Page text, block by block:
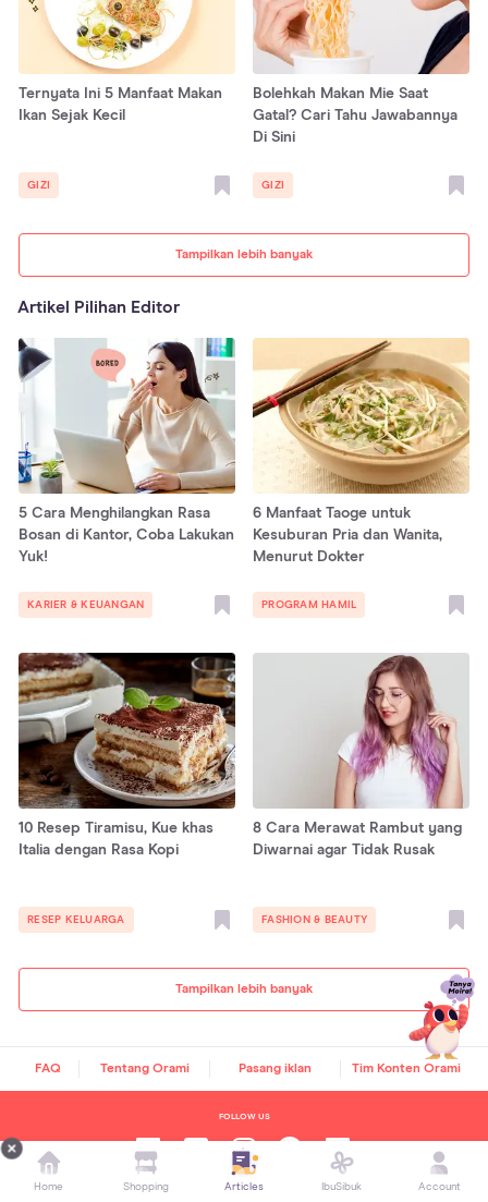
Tampilkan lebih banyak
Ternyata Ini 5 Manfaat Makan
Ikan Sejak Kecil
GIZI
Bolehkah Makan Mie Saat
Gatal? Cari Tahu Jawabannya
Di Sini
GIZI
Artikel Pilihan Editor
Tampilkan lebih banyak
5 Cara Menghilangkan Rasa
Bosan di Kantor, Coba Lakukan
Yuk!
KARIER & KEUANGAN
6 Manfaat Taoge untuk
Kesuburan Pria dan Wanita,
Menurut Dokter
PROGRAM HAMIL
10 Resep Tiramisu, Kue khas
Italia dengan Rasa Kopi
RESEP KELUARGA
8 Cara Merawat Rambut yang
Diwarnai agar Tidak Rusak
FASHION & BEAUTY
FAQ Tentang Orami Pasang iklan Tim Konten Orami
FOLLOW US
Home Shopping Articles IbuSibuk Account